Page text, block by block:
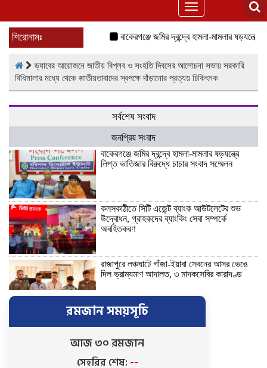
Toggle
navigation
শিরোনামঃ বাকেরগঞ্জে জমির দ্বন্দ্বে হামলা-মামলার ষড়যন্ত্রে
ড্যাবের আয়োজনে জাতীয় বিপ্লব ও সংহতি দিবসের আলোচনা সভায় সরকারি
বিধিমালার মধ্যে থেকে জাতীয়তাবাদের স্বপক্ষে দাঁড়ানোর প্রত্যয় চিকিৎসক
সর্বশেষ সংবাদ
জনপ্রিয় সংবাদ
বাকেরগঞ্জে জমির দ্বন্দ্বে হামলা-মামলার ষড়যন্ত্রে
লিপ্ত ভাতিজার বিরুদ্ধে চাচার সংবাদ সম্মেলন
কলসকাঠীতে সিটি এজেন্ট ব্যাংক আউটলেটের শুভ
উদ্বোধন, গ্রাহকদের ব্যাংকিং সেবা সম্পর্কে
অবহিতকরণ
রাজাপুরে লঞ্চঘাটে গাঁজা-ইয়াবা সেবনের আসর ভেঙে
দিল ভ্রাম্যমাণ আদালত, ৩ মাদকসেবির কারাদণ্ড
নিখোঁজ ভিকটিমের সন্ধান মেলেনি …ট্রাইব্যুনালে
প্রশ্নবিদ্ধ চার্জশিট দেয়ায় পিবিআই’র তদন্তকারী
কর্মকর্তাকে শোকজ সহ সিআইডিকে তদন্তের নির্দেশ
রমজান সময়সূচি
আজ ৩০ রমজান
সেহরির শেষ: --